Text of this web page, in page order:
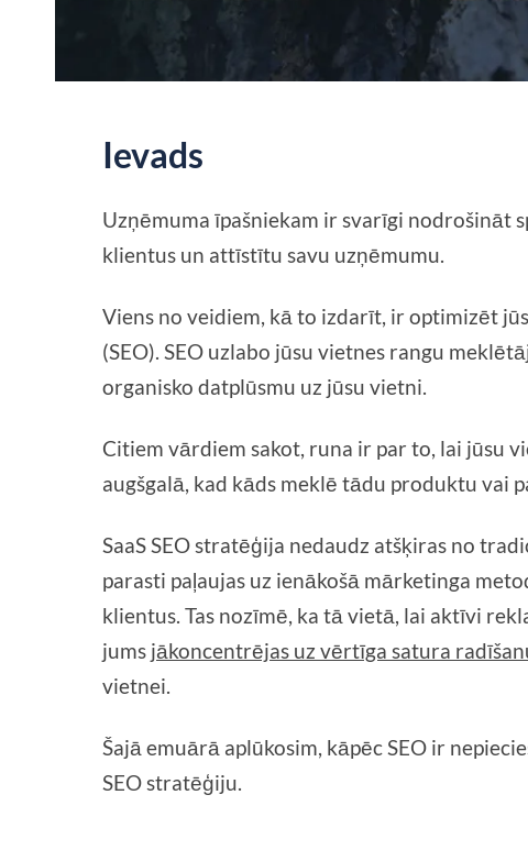
Ievads
Uzņēmuma īpašniekam ir svarīgi nodrošināt
klientus un attīstītu savu uzņēmumu.
Viens no veidiem, kā to izdarīt, ir optimizēt
(SEO). SEO uzlabo jūsu vietnes rangu
organisko datplūsmu uz jūsu vietni.
Citiem vārdiem sakot, runa ir par to, lai jūsu
augšgalā, kad kāds meklē tādu produktu vai
SaaS SEO stratēģija nedaudz atšķiras no
parasti paļaujas uz ienākošā mārketinga
klientus. Tas nozīmē, ka tā vietā, lai aktīvi
jums jākoncentrējas uz vērtīga satura
vietnei.
Šajā emuārā aplūkosim, kāpēc SEO ir
SEO stratēģiju.